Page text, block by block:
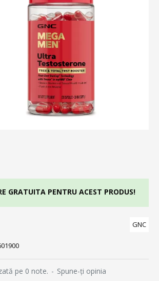
GRATUITA PENTRU ACEST PRODUS!
GNC
pe 0 note. - Spune-ţi opinia